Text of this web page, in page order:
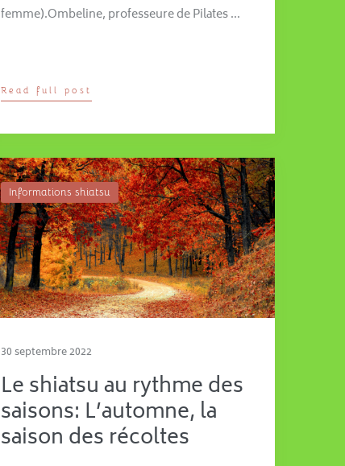
femme).Ombeline, professeure de Pilates …
Read full post
Informations shiatsu
30 septembre 2022
Le shiatsu au rythme des
saisons: L’automne, la
saison des récoltes